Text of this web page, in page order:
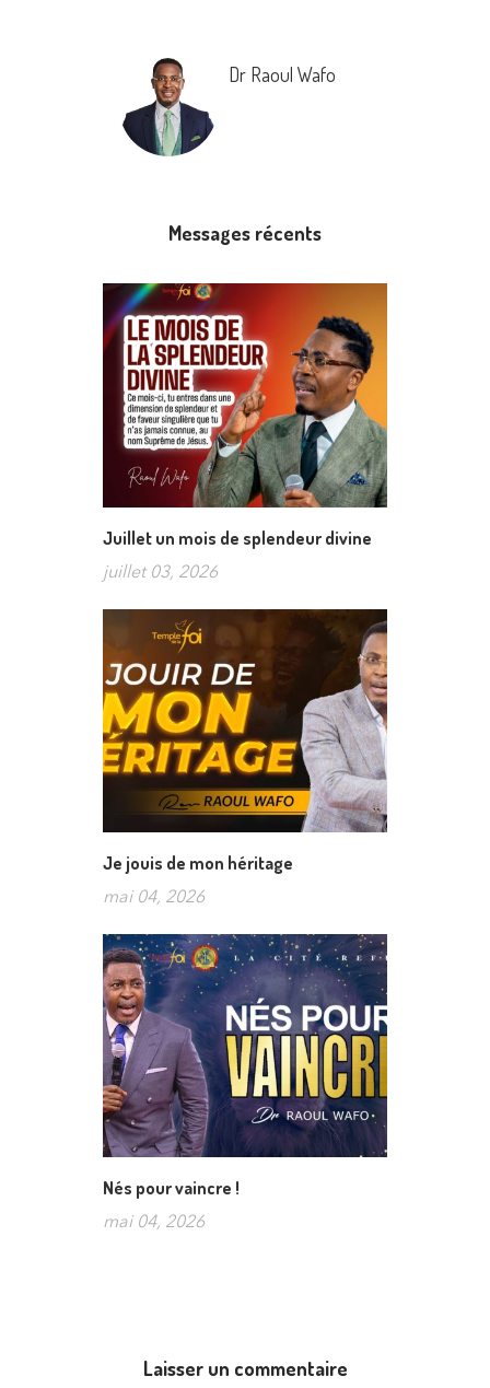
Dr Raoul Wafo
Messages récents
Juillet un mois de splendeur divine
juillet 03, 2026
Je jouis de mon héritage
mai 04, 2026
Nés pour vaincre !
mai 04, 2026
Laisser un commentaire